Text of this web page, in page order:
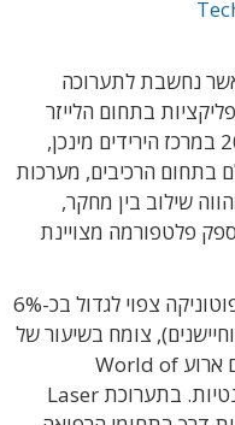
נחשבת לתערוכה
בתחום הלייזר
והפוטוניקה, תתקיים בימים 24-27 ביוני 2025 במרכז הירידים מינכן,
בתחום הרכיבים, מערכות
שילוב בין מחקר,
פלטפורמה מצויינת
צפוי לגדול בכ-6%
וחיישנים), צומח בשיעור של
ארוע World of
בתערוכתLaser